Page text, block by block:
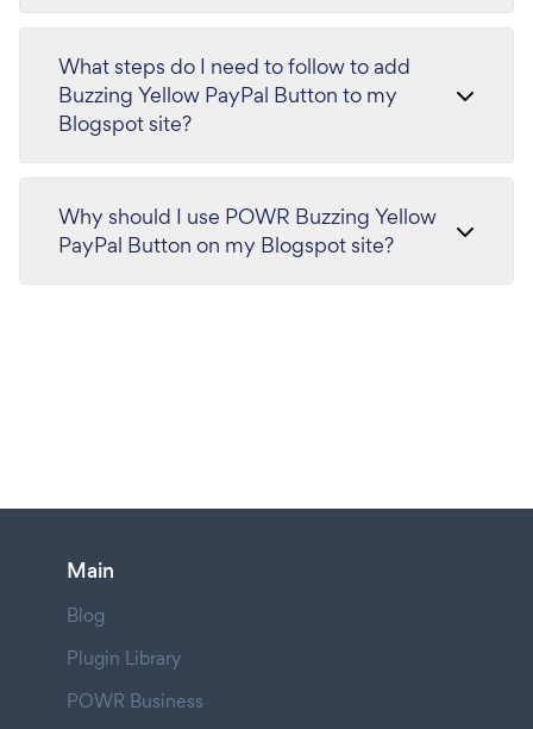
What steps do I need to follow to add
Buzzing Yellow PayPal Button to my
Blogspot site?
Why should I use POWR Buzzing Yellow
PayPal Button on my Blogspot site?
Main
Blog
Plugin Library
POWR Business